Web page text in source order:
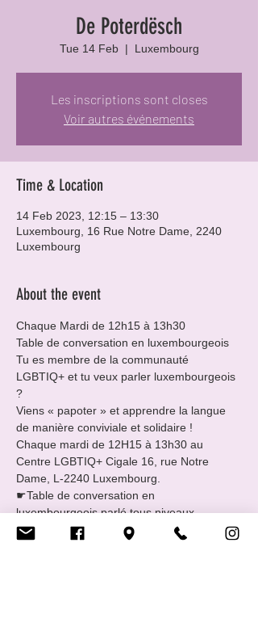
De Poterdësch
Tue 14 Feb
  |
Luxembourg
Les inscriptions sont closes
Voir autres événements
Time & Location
14 Feb 2023, 12:15 – 13:30
Luxembourg, 16 Rue Notre Dame, 2240
Luxembourg
About the event
Chaque Mardi de 12h15 à 13h30
Table de conversation en luxembourgeois
Tu es membre de la communauté
LGBTIQ+ et tu veux parler luxembourgeois
?
Viens « papoter » et apprendre la langue
de manière conviviale et solidaire !
Chaque mardi de 12H15 à 13h30 au
Centre LGBTIQ+ Cigale 16, rue Notre
Dame, L-2240 Luxembourg.
☛Table de conversation en
luxembourgeois parlé tous niveaux.
☛GRATUIT.